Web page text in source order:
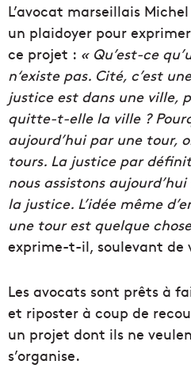
L’avocat marseillais
un plaidoyer pour
ce projet : « Qu’est-ce
n‘existe pas. Cité, c’est
justice est dans une ville,
quitte-t-elle la ville ?
aujourd’hui par une tour,
tours. La justice par
nous assistons
la justice. L’idée même
une tour est quelque
exprime-t-il, soulevant de
Les avocats sont prêts à
et riposter à coup de
un projet dont ils ne
s’organise.